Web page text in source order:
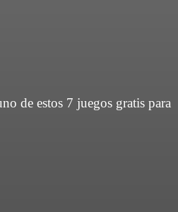
de estos 7 juegos gratis para